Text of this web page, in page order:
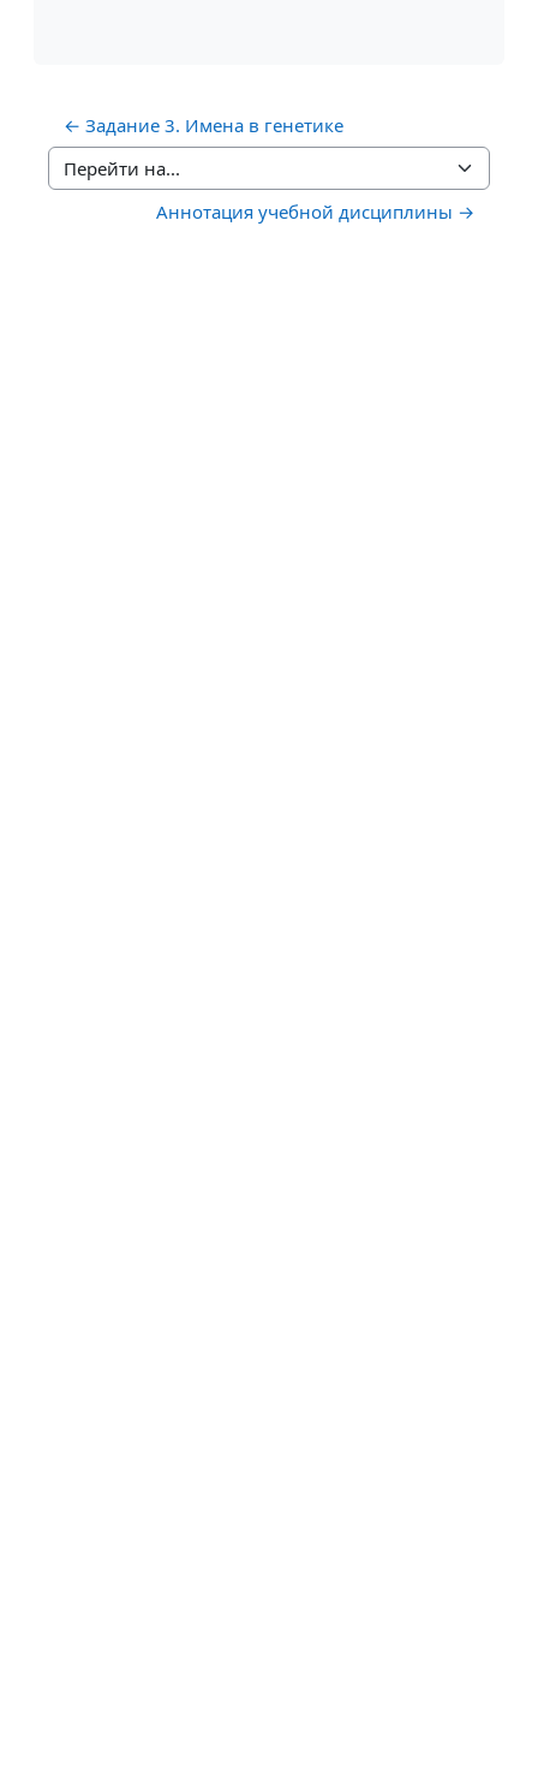
← Задание 3. Имена в генетике
Перейти на...
Аннотация учебной дисциплины →